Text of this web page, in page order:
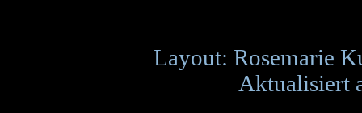
Layout: Rosemarie
Aktualisiert